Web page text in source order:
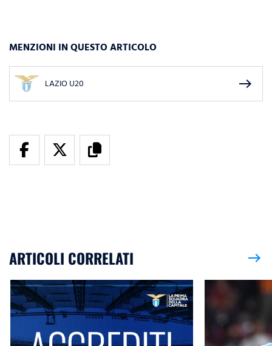
MENZIONI IN QUESTO ARTICOLO
LAZIO U20 east
ARTICOLI CORRELATI east